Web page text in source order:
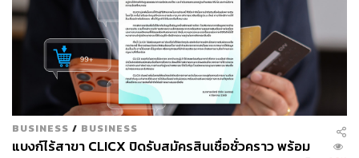
กรณี Neutral Cut โดยธนาคารปรับลดดอกเบี้ยเงินกู้ 0.125%
และดอกเบี้ยเงินฝาก 0.25% (ดอกเบี้ยเงินฝากออม ทรัพย์เท่า
เดิม) ส่งผลให้ส่วนต่างดอกเบี้ยลดลง แต่ในกรณีนี้จะกระทบ
กับรายได้ของธนาคารน้อยกว่ากรณีแรก ส่งผลลบต่อผล
ประกอบการของธนาคารน้อยลง
ในด้านสถาบันทางการเงินอื่นๆ เช่น บริษัทประกันชีวิตจะได้
รับผลกระทบในทางลบจากการปรับดอกเบี้ยลงในแง่ที่บริษัท
BUSINESS / BUSINESS
แบงก์ไร้สาขา CLICX ปิดรับสมัครสินเชื่อชั่วคราว พร้อม